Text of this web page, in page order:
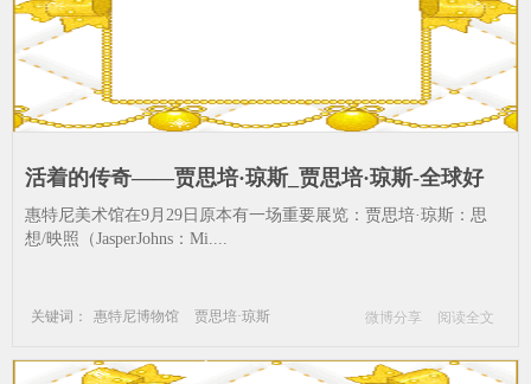
活着的传奇——贾思培·琼斯_贾思培·琼斯-全球好
展--费城-展览-惠特尼
惠特尼美术馆在9月29日原本有一场重要展览：贾思培·琼斯：思
想/映照（JasperJohns：Mi....
关键词： 惠特尼博物馆
贾思培·琼斯
微博分享 阅读全文